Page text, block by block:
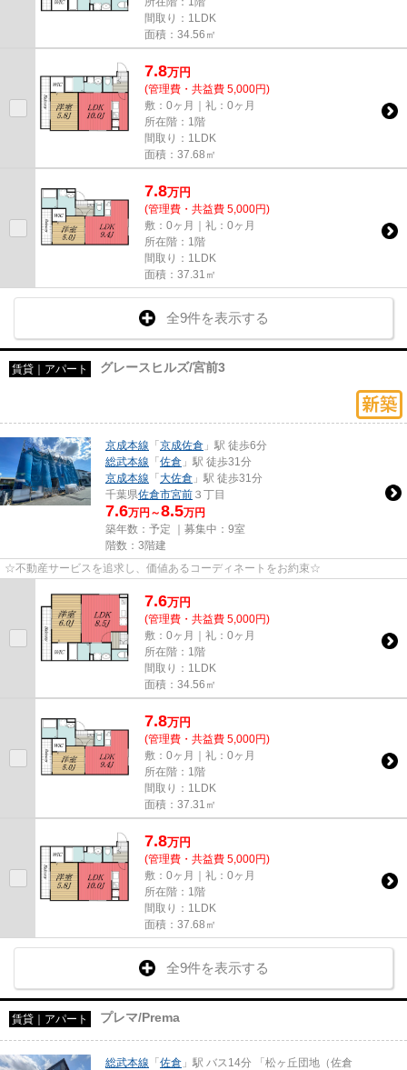
間取り：1LDK
面積：34.56㎡
7.8万円
(管理費・共益費 5,000円)
敷：0ヶ月｜礼：0ヶ月
所在階：1階
間取り：1LDK
面積：37.68㎡
7.8万円
(管理費・共益費 5,000円)
敷：0ヶ月｜礼：0ヶ月
所在階：1階
間取り：1LDK
面積：37.31㎡
全9件を表示する
賃貸｜アパート グレースヒルズ/宮前3
京成本線 「京成佐倉 」駅 徒歩6分
総武本線 「佐倉 」駅 徒歩31分
京成本線 「大佐倉 」駅 徒歩31分
千葉県佐倉市宮前 ３丁目
7.6万円～8.5万円
築年数：予定 ｜募集中： 9室
階数：3階建
☆不動産サービスを追求し、価値あるコーディネートをお約束☆
7.6万円
(管理費・共益費 5,000円)
敷：0ヶ月｜礼：0ヶ月
所在階：1階
間取り：1LDK
面積：34.56㎡
7.8万円
(管理費・共益費 5,000円)
敷：0ヶ月｜礼：0ヶ月
所在階：1階
間取り：1LDK
面積：37.31㎡
7.8万円
(管理費・共益費 5,000円)
敷：0ヶ月｜礼：0ヶ月
所在階：1階
間取り：1LDK
面積：37.68㎡
全9件を表示する
賃貸｜アパート プレマ/Prema
総武本線 「佐倉 」駅 バス14分 「松ヶ丘団地（佐倉